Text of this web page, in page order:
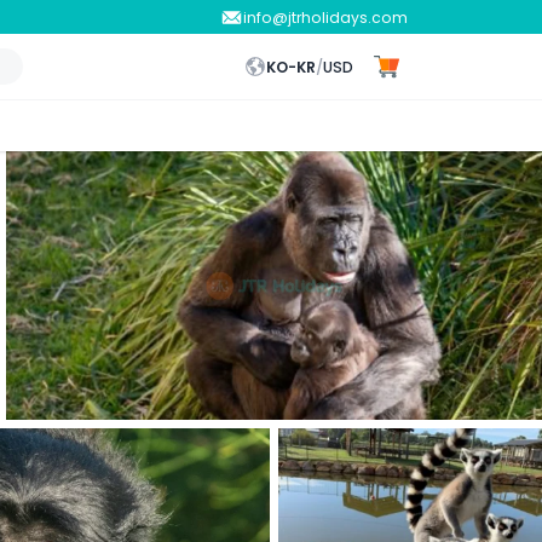
info@jtrholidays.com
KO-KR/USD